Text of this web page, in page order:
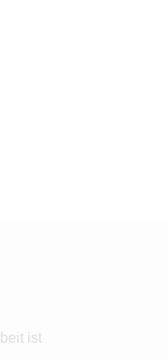
ist